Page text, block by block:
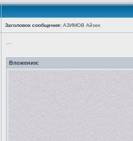
Заголовок сообщения: АЗИМОВ Айзек
...
Вложения: